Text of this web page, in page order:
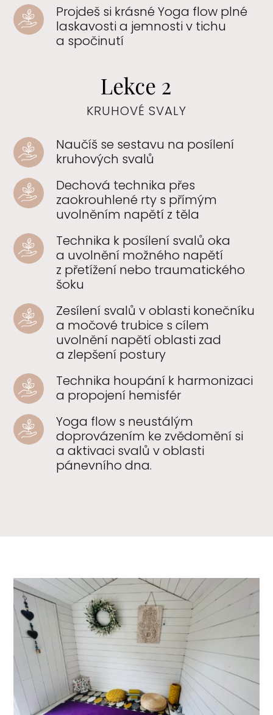
Projdeš si krásné Yoga flow plné
laskavosti a jemnosti v tichu
a spočinutí
Lekce 2
KRUHOVÉ SVALY
Naučíš se sestavu na posílení
kruhových svalů
Dechová technika přes
zaokrouhlené rty s přímým
uvolněním napětí z těla
Technika k posílení svalů oka
a uvolnění možného napětí
z přetížení nebo traumatického
šoku
Zesílení svalů v oblasti konečníku
a močové trubice s cílem
uvolnění napětí oblasti zad
a zlepšení postury
Technika houpání k harmonizaci
a propojení hemisfér
Yoga flow s neustálým
doprovázením ke zvědomění si
a aktivaci svalů v oblasti
pánevního dna.